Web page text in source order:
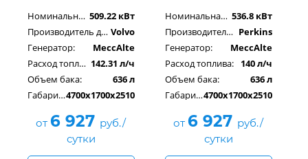
Номинальная мощность: 509.22 кВт
Производитель двигателя: Volvo
Генератор:
MeccAlte
Расход топлива: 142.31 л/ч
Объем бака:
636 л
Габариты, см:4700x1700x2510
от 6 927 руб./
сутки
Номинальная мощность: 536.8 кВт
Производитель двигателя: Perkins
Генератор:
MeccAlte
Расход топлива:
140 л/ч
Объем бака:
636 л
Габариты, см:4700x1700x2510
от 6 927 руб./
сутки